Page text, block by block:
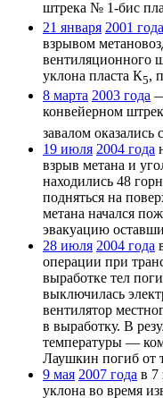
штрека № 1-бис
21 января 2001 года
взрывом
вентиляционного
уклона пласта К5,
8 марта 2003 года
конвейерном
завалом оказались
19 июля 2004 года
взрыв метана и
находились 48
подняться на
метана начался
эвакуацию
28 июля 2004 года
операции при
выработке тел
выключилась
вентилятор
в выработку. В
температуры —
Лаушкин погиб от
9 мая 2007 года в 7
уклона во время